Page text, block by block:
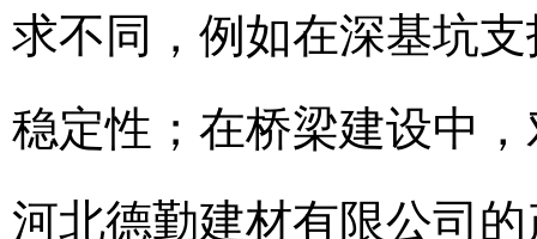
求不同，例如在深基坑
稳定性；在桥梁建设中
河北德勤建材有限公司